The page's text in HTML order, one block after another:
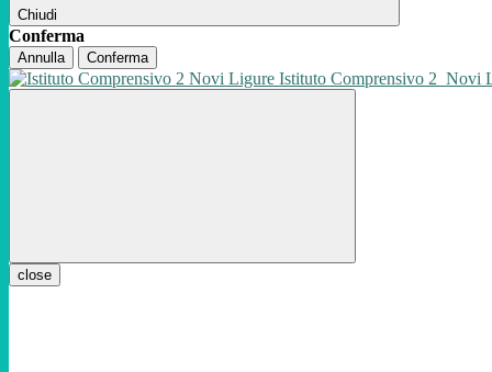
Chiudi
Conferma
Annulla Conferma
Istituto Comprensivo 2 Novi
close